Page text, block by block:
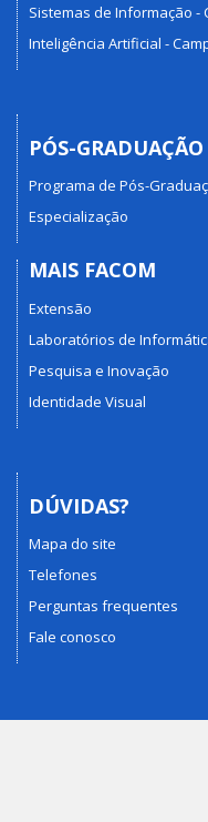
Sistemas de Informação -
Inteligência Artificial -
PÓS-GRADUAÇÃO
Programa de Pós-
Especialização
MAIS FACOM
Extensão
Laboratórios de
Pesquisa e Inovação
Identidade Visual
DÚVIDAS?
Mapa do site
Telefones
Perguntas frequentes
Fale conosco